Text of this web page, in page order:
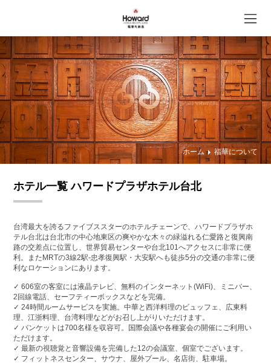
ホーム 福華について
ホテル一覧 ハワードプラザホテル台北
台湾最大を誇るファイブススターのホテルチェーンで、ハワードプラザホ
テル台北は台北市の中心地東区の爽やかな木々の緑溢れる仁愛路と復興南
路の交差点に位置し、世界貿易センターや台北101へアクセスに非常に便
利。またMRTの3線2駅‐忠孝復興駅・大安駅へも徒歩5分の交通の非常に便
利なロケーションにあります。
✓ 606室の客室には液晶テレビ、無料のインターネット(WiFi)、ミニバー、
2回線電話、セーフティーボックスなどを完備。
✓ 24時間ルームサービスを実施。中華と西洋料理のビュッフェ、広東料
理、江浙料理、台湾料理などがお召し上がりいただけます。
✓ バンケットは700名様を収容可。国際会議や各種宴会の開催にご利用い
ただけます。
✓ 最新の視聴覚と音響設備を完備した12の会議室、個室でございます。
✓ フィットネスセンター、サウナ、屋外プール、名店街、駐車場。